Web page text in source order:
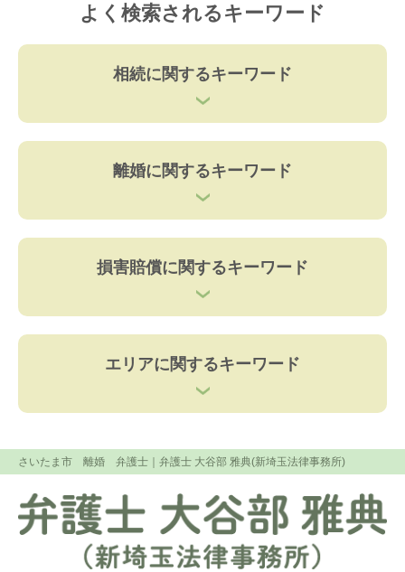
よく検索されるキーワード
相続に関するキーワード
離婚に関するキーワード
損害賠償に関するキーワード
エリアに関するキーワード
さいたま市 離婚 弁護士 ｜弁護士 大谷部 雅典(新埼玉法律事務所)